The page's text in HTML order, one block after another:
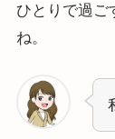
ひとりで過ご
ね。